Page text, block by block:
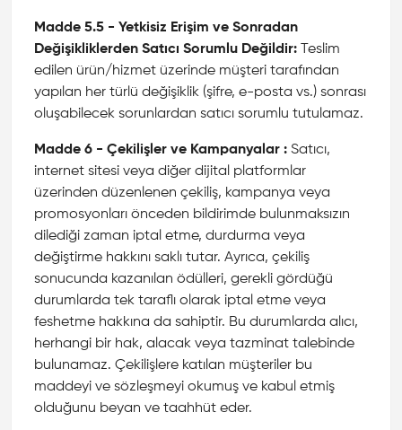
Madde 5.5 - Yetkisiz Erişim ve Sonradan
Değişikliklerden Satıcı Sorumlu Değildir: Teslim
edilen ürün/hizmet üzerinde müşteri tarafından
yapılan her türlü değişiklik (şifre, e-posta vs.) sonrası
oluşabilecek sorunlardan satıcı sorumlu tutulamaz.
Madde 6 - Çekilişler ve Kampanyalar : Satıcı,
internet sitesi veya diğer dijital platformlar
üzerinden düzenlenen çekiliş, kampanya veya
promosyonları önceden bildirimde bulunmaksızın
dilediği zaman iptal etme, durdurma veya
değiştirme hakkını saklı tutar. Ayrıca, çekiliş
sonucunda kazanılan ödülleri, gerekli gördüğü
durumlarda tek taraflı olarak iptal etme veya
feshetme hakkına da sahiptir. Bu durumlarda alıcı,
herhangi bir hak, alacak veya tazminat talebinde
bulunamaz. Çekilişlere katılan müşteriler bu
maddeyi ve sözleşmeyi okumuş ve kabul etmiş
olduğunu beyan ve taahhüt eder.